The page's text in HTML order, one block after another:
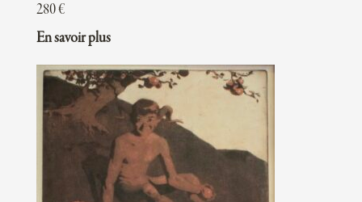
280€
En savoir plus